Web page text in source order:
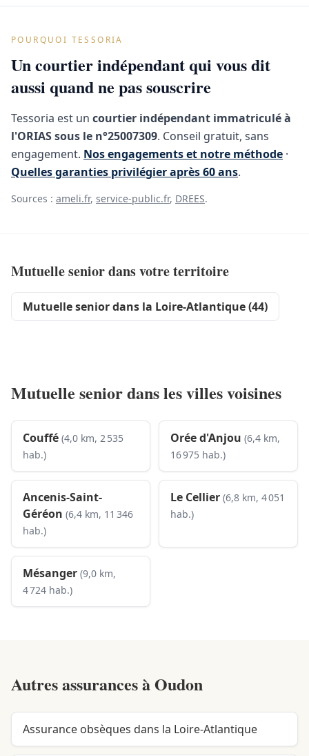
POURQUOI TESSORIA
Un courtier indépendant qui vous dit
aussi quand ne pas souscrire
Tessoria est un courtier indépendant immatriculé à
l'ORIAS sous le n°25007309. Conseil gratuit, sans
engagement. Nos engagements et notre méthode ·
Quelles garanties privilégier après 60 ans.
Sources : ameli.fr, service-public.fr, DREES.
Mutuelle senior dans votre territoire
Mutuelle senior dans la Loire-Atlantique (44)
Mutuelle senior dans les villes voisines
Couffé (4,0 km, 2 535
hab.)
Orée d'Anjou (6,4 km,
16 975 hab.)
Ancenis-Saint-
Géréon (6,4 km, 11 346
hab.)
Le Cellier (6,8 km, 4 051
hab.)
Mésanger (9,0 km,
4 724 hab.)
Autres assurances àOudon
Assurance obsèques dans la Loire-Atlantique